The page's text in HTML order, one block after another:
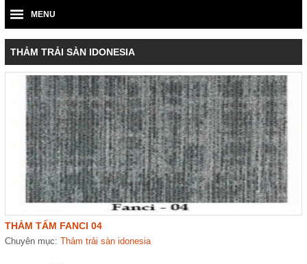
MENU
THẢM TRẢI SÀN IDONESIA
THẢM TẤM FANCI 04
Chuyên mục:Thảm trải sàn idonesia